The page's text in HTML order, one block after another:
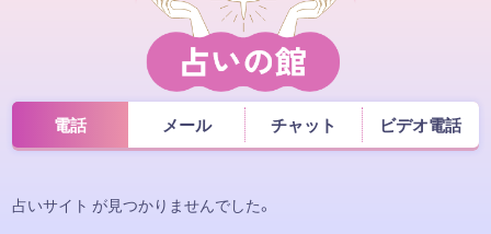
電話 メール チャット ビデオ電話
占いサイト が見つかりませんでした。